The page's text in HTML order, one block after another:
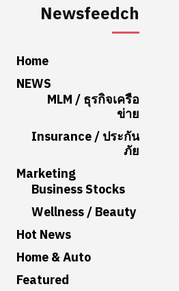
Newsfeedch
Home
NEWS
MLM / ธุรกิจเครือ
ข่าย
Insurance / ประกัน
ภัย
Marketing
Business Stocks
Wellness / Beauty
Hot News
Home & Auto
Featured